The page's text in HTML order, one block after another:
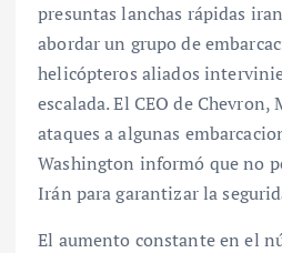
presuntas lanchas rápidas
abordar un grupo de
helicópteros aliados
escalada. El CEO de
ataques a algunas
Washington informó que no
Irán para garantizar la
El aumento constante en el